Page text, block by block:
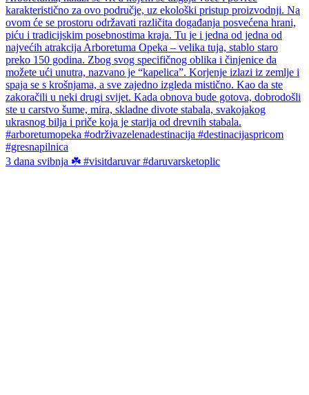
3 dana svibnja ☘️ #visitdaruvar #daruvarsketoplic